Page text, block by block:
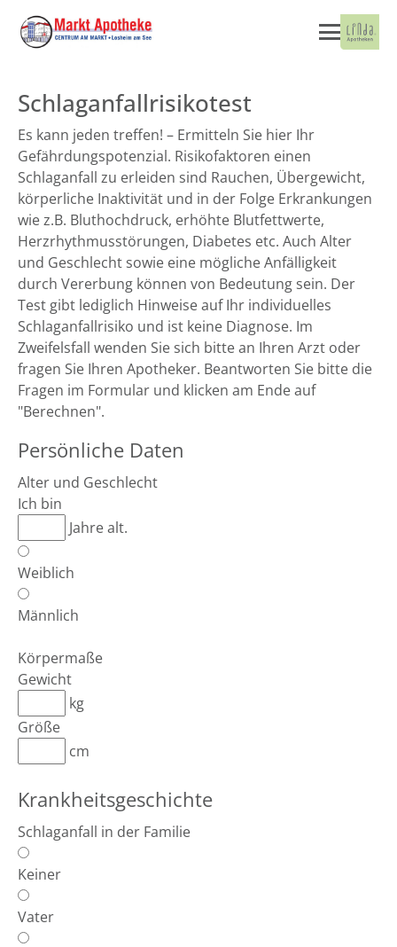
Schlaganfallrisikotest
Es kann jeden treffen! – Ermitteln Sie hier Ihr
Gefährdungspotenzial. Risikofaktoren einen
Schlaganfall zu erleiden sind Rauchen, Übergewicht,
körperliche Inaktivität und in der Folge Erkrankungen
wie z.B. Bluthochdruck, erhöhte Blutfettwerte,
Herzrhythmusstörungen, Diabetes etc. Auch Alter
und Geschlecht sowie eine mögliche Anfälligkeit
durch Vererbung können von Bedeutung sein. Der
Test gibt lediglich Hinweise auf Ihr individuelles
Schlaganfallrisiko und ist keine Diagnose. Im
Zweifelsfall wenden Sie sich bitte an Ihren Arzt oder
fragen Sie Ihren Apotheker. Beantworten Sie bitte die
Fragen im Formular und klicken am Ende auf
"Berechnen".
Persönliche Daten
Alter und Geschlecht
Ich bin
Jahre alt.
Weiblich
Männlich
Körpermaße
Gewicht
kg
Größe
cm
Krankheitsgeschichte
Schlaganfall in der Familie
Keiner
Vater